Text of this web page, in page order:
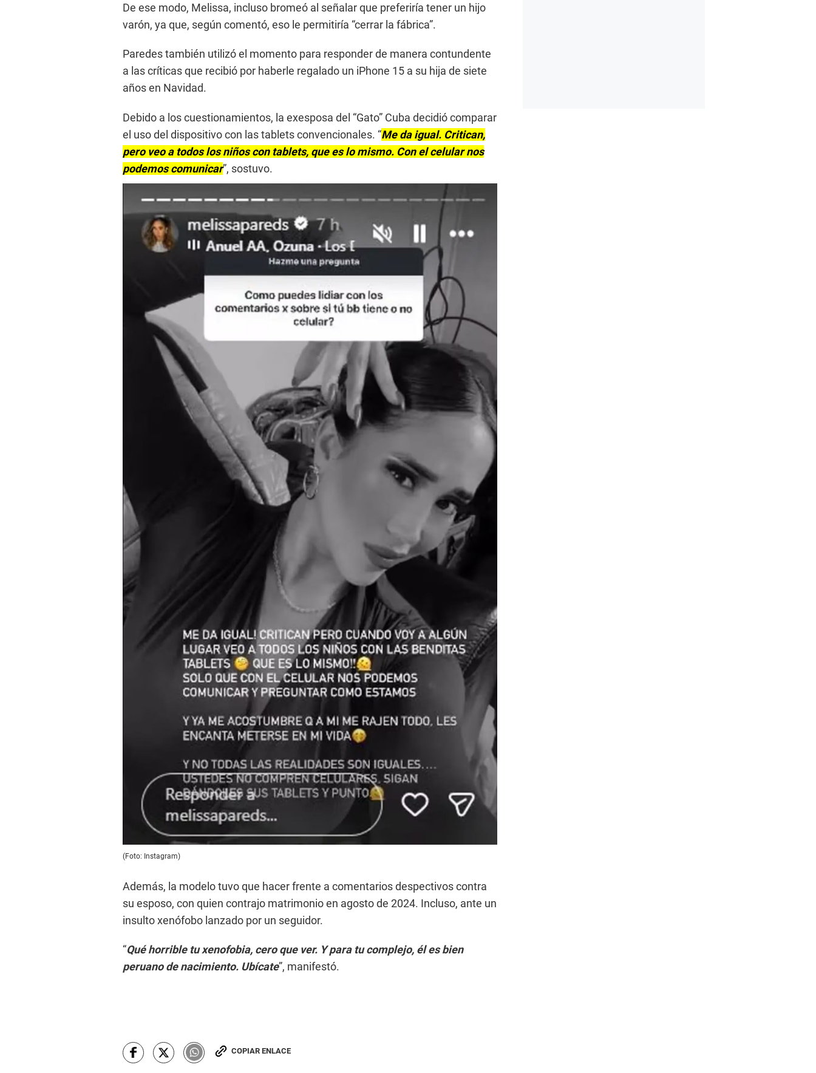
De ese modo, Melissa, incluso bromeó al señalar que preferiría tener un hijo
varón, ya que, según comentó, eso le permitiría “cerrar la fábrica”.
Paredes también utilizó el momento para responder de manera contundente
a las críticas que recibió por haberle regalado un iPhone 15 a su hija de siete
años en Navidad.
Debido a los cuestionamientos, la exesposa del “Gato” Cuba decidió comparar
el uso del dispositivo con las tablets convencionales. “Me da igual. Critican,
pero veo a todos los niños con tablets, que es lo mismo. Con el celular nos
podemos comunicar”, sostuvo.
(Foto: Instagram)
Además, la modelo tuvo que hacer frente a comentarios despectivos contra
su esposo, con quien contrajo matrimonio en agosto de 2024. Incluso, ante un
insulto xenófobo lanzado por un seguidor.
“Qué horrible tu xenofobia, cero que ver. Y para tu complejo, él es bien
peruano de nacimiento. Ubícate”, manifestó.
COPIAR ENLACE